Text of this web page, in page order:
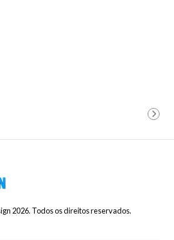
2026. Todos os direitos reservados.